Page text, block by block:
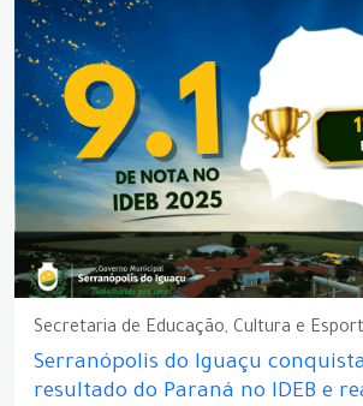
Secretaria de Educação, Cultura e
Serranópolis do Iguaçu
resultado do Paraná no IDEB e